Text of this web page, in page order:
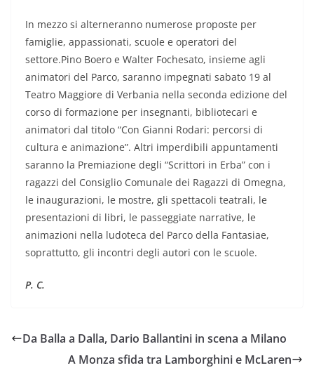
In mezzo si alterneranno numerose proposte per
famiglie, appassionati, scuole e operatori del
settore.Pino Boero e Walter Fochesato, insieme agli
animatori del Parco, saranno impegnati sabato 19 al
Teatro Maggiore di Verbania nella seconda edizione del
corso di formazione per insegnanti, bibliotecari e
animatori dal titolo “Con Gianni Rodari: percorsi di
cultura e animazione”. Altri imperdibili appuntamenti
saranno la Premiazione degli “Scrittori in Erba” con i
ragazzi del Consiglio Comunale dei Ragazzi di Omegna,
le inaugurazioni, le mostre, gli spettacoli teatrali, le
presentazioni di libri, le passeggiate narrative, le
animazioni nella ludoteca del Parco della Fantasiae,
soprattutto, gli incontri degli autori con le scuole.
P. C.
Da Balla a Dalla, Dario Ballantini in scena a Milano
A Monza sfida tra Lamborghini e McLaren